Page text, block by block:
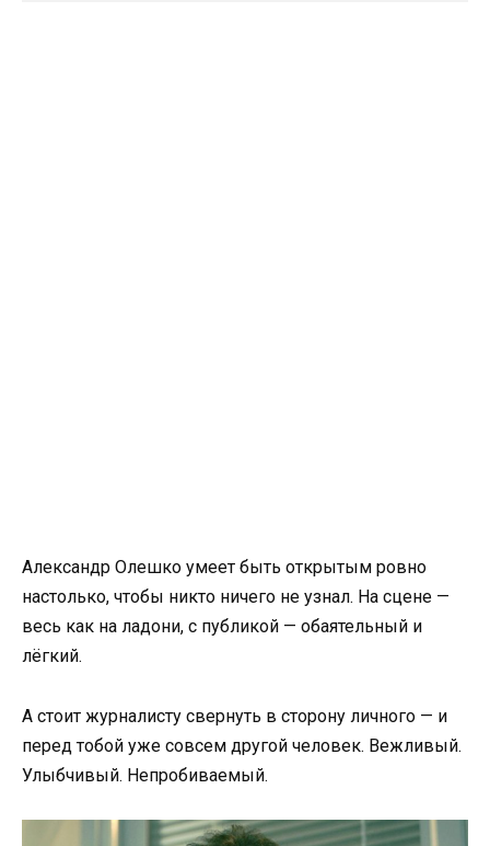
Александр Олешко умеет быть открытым ровно
настолько, чтобы никто ничего не узнал. На сцене —
весь как на ладони, с публикой — обаятельный и
лёгкий.
А стоит журналисту свернуть в сторону личного — и
перед тобой уже совсем другой человек. Вежливый.
Улыбчивый. Непробиваемый.